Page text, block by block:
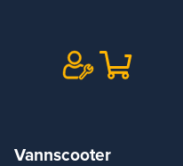
Vannscooter